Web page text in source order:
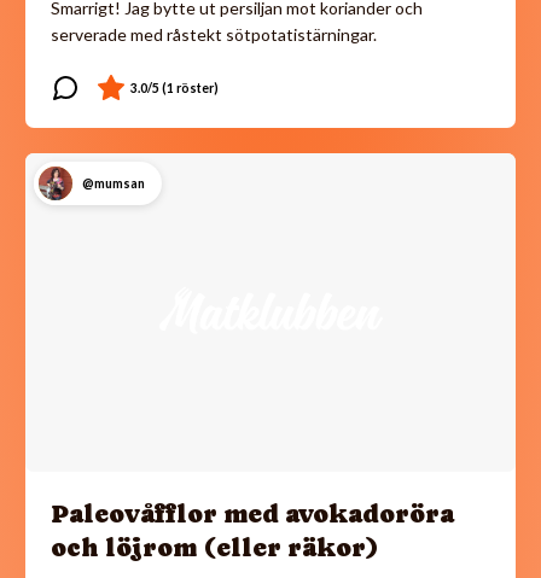
Smarrigt! Jag bytte ut persiljan mot koriander och
serverade med råstekt sötpotatistärningar.
@mumsan
Paleovåfflor med avokadoröra
och löjrom (eller räkor)